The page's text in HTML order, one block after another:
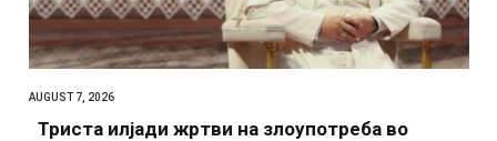
AUGUST 7, 2026
Триста илјади жртви на злоупотреба во